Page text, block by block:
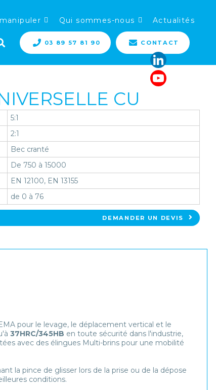
Qui sommes-nous Actualités
03 89 57 81 90 CONTACT
CU
5:1
2:1
Bec cranté
De 750 à 15000
EN 12100, EN 13155
de 0 à 76
DEMANDER UN DEVIS
pour le levage, le déplacement vertical et le
37HRC/345HB en toute sécurité dans l'industrie,
avec des élingues Multi-brins pour une mobilité
la pince de glisser lors de la prise ou de la dépose
conditions.